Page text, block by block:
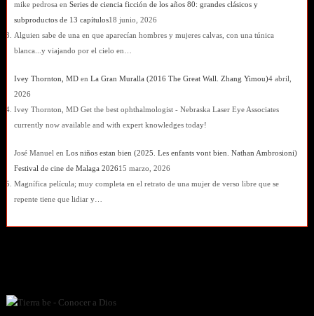
mike pedrosa en Series de ciencia ficción de los años 80: grandes clásicos y
subproductos de 13 capítulos18 junio, 2026
Alguien sabe de una en que aparecían hombres y mujeres calvas, con una túnica
blanca...y viajando por el cielo en…
Ivey Thornton, MDen La Gran Muralla (2016 The Great Wall. Zhang Yimou)4 abril,
2026
Ivey Thornton, MD Get the best ophthalmologist - Nebraska Laser Eye Associates
currently now available and with expert knowledges today!
José Manuel en Los niños estan bien (2025. Les enfants vont bien. Nathan Ambrosioni)
Festival de cine de Malaga 202615 marzo, 2026
Magnífica película; muy completa en el retrato de una mujer de verso libre que se
repente tiene que lidiar y…